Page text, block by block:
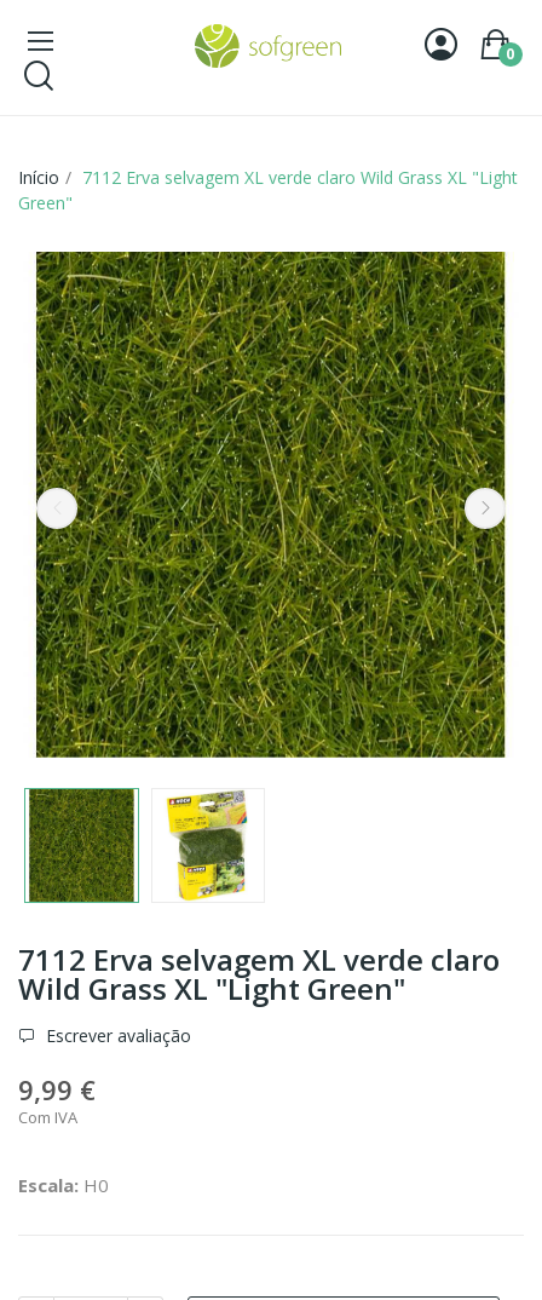
0
Início
7112 Erva selvagem XL verde claro Wild Grass XL "Light
Green"
7112 Erva selvagem XL verde claro
Wild Grass XL "Light Green"
Escrever avaliação
9,99 €
Com IVA
Escala: H0